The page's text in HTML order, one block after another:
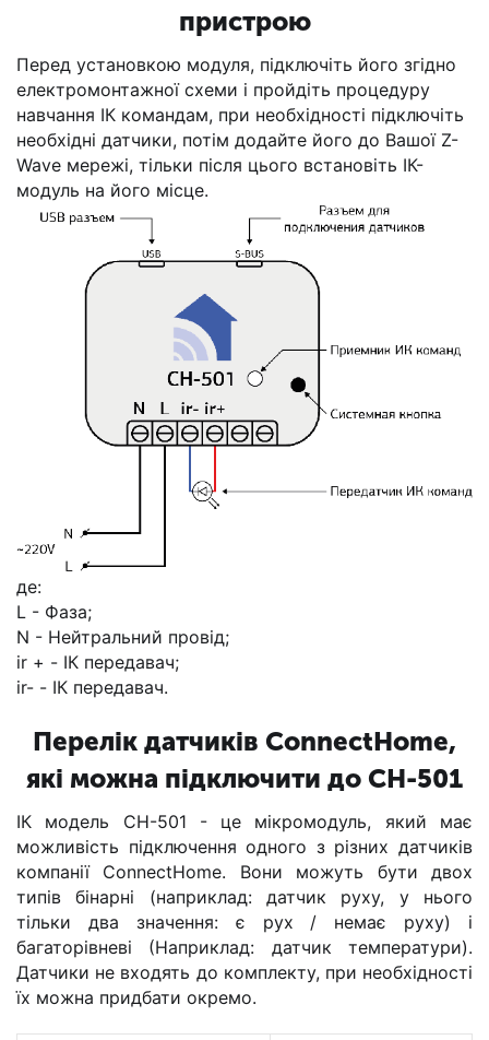
пристрою
Перед установкою модуля, підключіть його згідно
електромонтажної схеми і пройдіть процедуру
навчання ІК командам, при необхідності підключіть
необхідні датчики, потім додайте його до Вашої Z-
Wave мережі, тільки після цього встановіть ІК-
модуль на його місце.
де:
L - Фаза;
N - Нейтральний провід;
ir + - ІК передавач;
ir- - ІК передавач.
Перелік датчиків ConnectHome,
які можна підключити до CH-501
ІК модeль CH-501 - це мікромодуль, який має
можливість підключення одного з різних датчиків
компанії ConnectHome. Вони можуть бути двох
типів бінарні (наприклад: датчик руху, у нього
тільки два значення: є рух / немає руху) і
багаторівневі (Наприклад: датчик температури).
Датчики не входять до комплекту, при необхідності
їх можна придбати окремо.